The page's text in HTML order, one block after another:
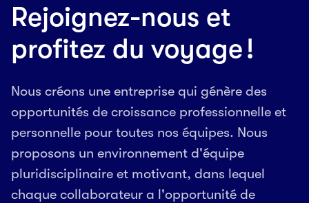
Rejoignez-nous et
profitez du voyage !
Nous créons une entreprise qui génère des
opportunités de croissance professionnelle et
personnelle pour toutes nos équipes. Nous
proposons un environnement d'équipe
pluridisciplinaire et motivant, dans lequel
chaque collaborateur a l'opportunité de